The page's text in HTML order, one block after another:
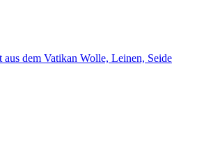
dem Vatikan Wolle, Leinen, Seide